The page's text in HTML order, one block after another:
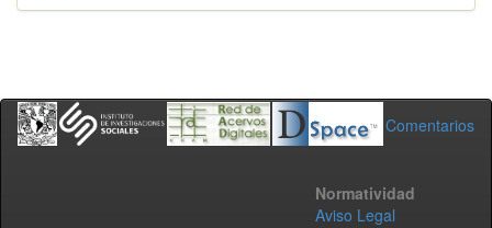
Comentarios
Normatividad
Aviso Legal